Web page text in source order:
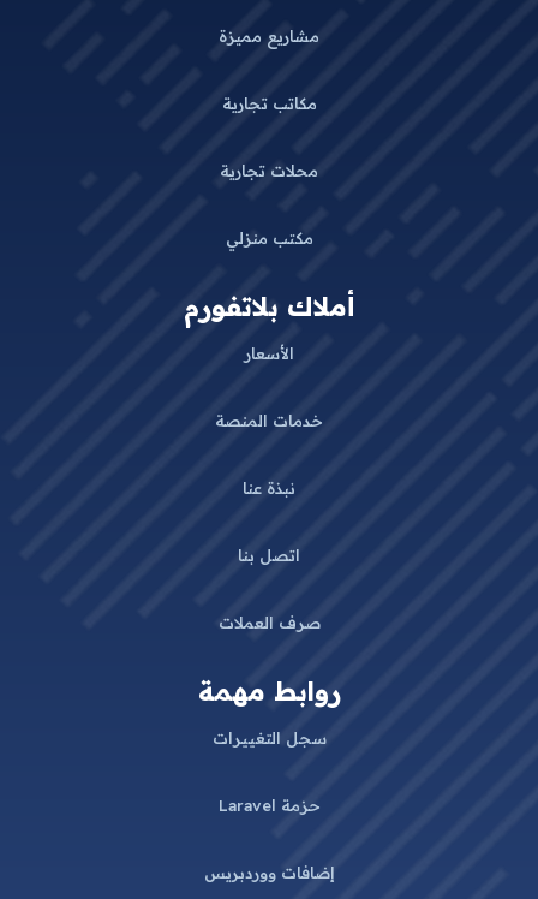
مشاريع مميزة
مكاتب تجارية
محلات تجارية
مكتب منزلي
أملاك بلاتفورم
الأسعار
خدمات المنصة
نبذة عنا
اتصل بنا
صرف العملات
روابط مهمة
سجل التغييرات
حزمة Laravel
إضافات ووردبريس